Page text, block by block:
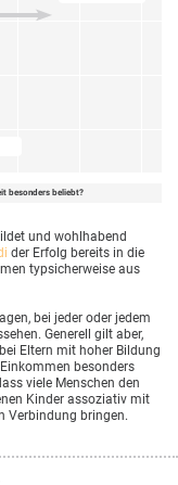
besonders beliebt?
und wohlhabend
der Erfolg bereits in die
typsicherweise aus
bei jeder oder jedem
Generell gilt aber,
Eltern mit hoher Bildung
besonders
viele Menschen den
Kinder assoziativ mit
Verbindung bringen.